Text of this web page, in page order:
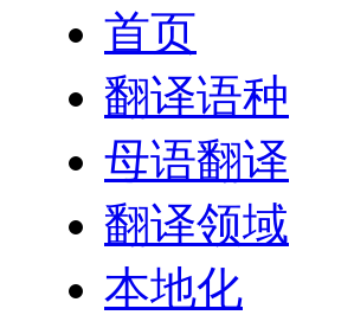
首页
翻译语种
母语翻译
翻译领域
本地化